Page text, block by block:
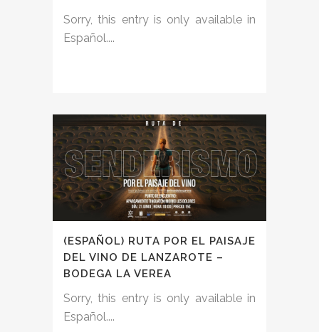
Sorry, this entry is only available in
Español....
(ESPAÑOL) RUTA POR EL PAISAJE
DEL VINO DE LANZAROTE –
BODEGA LA VEREA
Sorry, this entry is only available in
Español....